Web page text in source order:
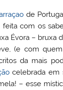
de
feita com os
Évora – bruxa
(e com
da mais
celebrada em
– esse